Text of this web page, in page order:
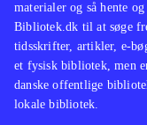
materialer og så hente
Bibliotek.dk til at søge
tidsskrifter, artikler, e-
et fysisk bibliotek, men
danske offentlige
lokale bibliotek.